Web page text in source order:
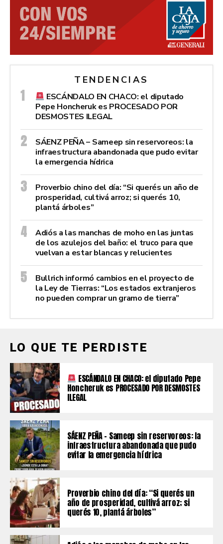
TENDENCIAS
ESCÁNDALO EN CHACO: el diputado
Pepe Honcheruk es PROCESADO POR
DESMOSTES ILEGAL
SÁENZ PEÑA – Sameep sin reservoreos: la
infraestructura abandonada que pudo evitar
la emergencia hídrica
Proverbio chino del día: “Si querés un año de
prosperidad, cultivá arroz; si querés 10,
plantá árboles”
Adiós a las manchas de moho en las juntas
de los azulejos del baño: el truco para que
vuelvan a estar blancas y relucientes
Bullrich informó cambios en el proyecto de
la Ley de Tierras: “Los estados extranjeros
no pueden comprar un gramo de tierra”
LO QUE TE PERDISTE
ESCÁNDALO EN CHACO: el diputado Pepe
Honcheruk es PROCESADO POR DESMOSTES
ILEGAL
SÁENZ PEÑA – Sameep sin reservoreos: la
infraestructura abandonada que pudo
evitar la emergencia hídrica
Proverbio chino del día: “Si querés un
año de prosperidad, cultivá arroz; si
querés 10, plantá árboles”